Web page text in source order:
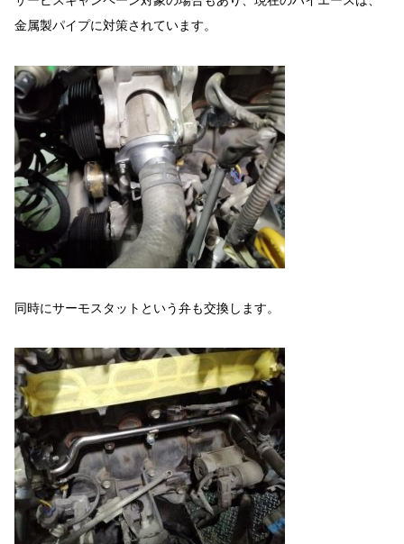
金属製パイプに対策されています。
同時にサーモスタットという弁も交換します。